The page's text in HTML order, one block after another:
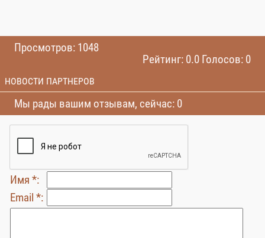
Просмотров: 1048
Рейтинг: 0.0 Голосов: 0
НОВОСТИ ПАРТНЕРОВ
Мы рады вашим отзывам, сейчас: 0
Имя *:
Email *: